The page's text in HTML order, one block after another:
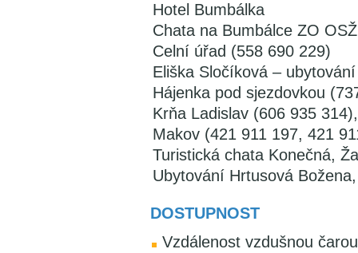
Hotel Bumbálka
Chata na Bumbálce ZO
Celní úřad (558 690 229)
Eliška Sločíková –
Hájenka pod sjezdovkou
Krňa Ladislav (606 935
Makov (421 911 197, 421
Turistická chata Konečná,
Ubytování Hrtusová
DOSTUPNOST
Vzdálenost vzdušnou